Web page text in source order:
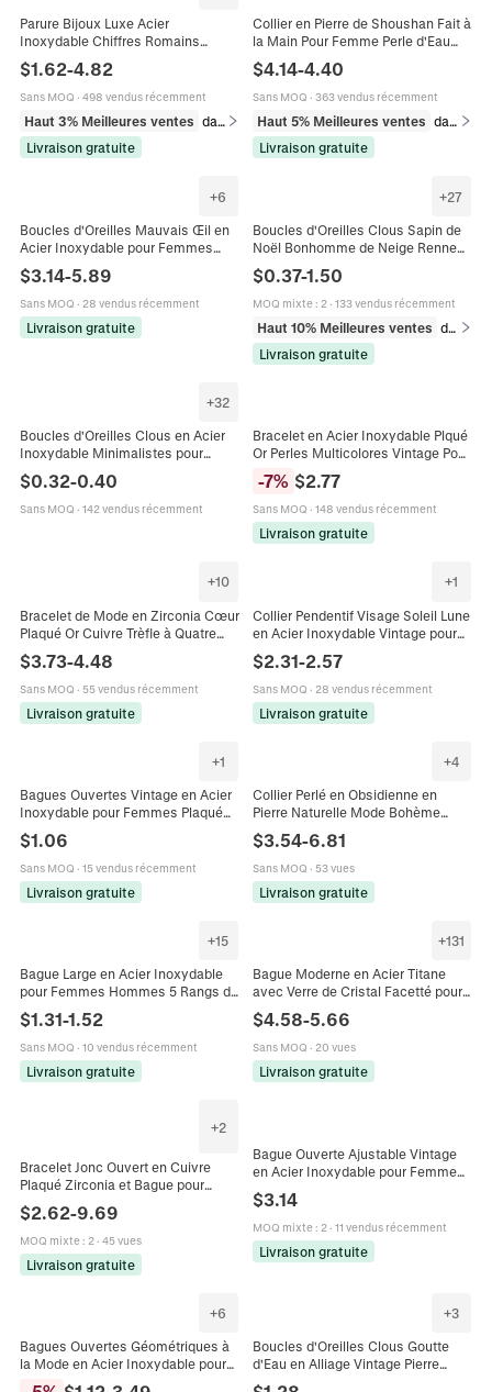
Parure Bijoux Luxe Acier
Inoxydable Chiffres Romains
Pendentif Rond Collier Bracelet
Boucles d'oreilles Strass Or
$1.62-4.82
Sans MOQ · 498 vendus récemment
Haut 3% Meilleures ventes
dans Ensembles de bijoux
Livraison gratuite
Collier en Pierre de Shoushan Fait à
la Main Pour Femme Perle d'Eau
Douce Chaîne en Acier Inoxydable
Collier de Perles Bohème Bijoux
Vintage Français
$4.14-4.40
Sans MOQ · 363 vendus récemment
Haut 5% Meilleures ventes
dans Colliers
Livraison gratuite
+6
Boucles d'Oreilles Mauvais Œil en
Acier Inoxydable pour Femmes
Vintage Plaqué Or Perle Artificielle
Strass Bijoux
$3.14-5.89
Sans MOQ · 28 vendus récemment
Livraison gratuite
+27
Boucles d'Oreilles Clous Sapin de
Noël Bonhomme de Neige Renne
Strass Perle Artificielle Émail Bijoux
de Fête Cadeau
$0.37-1.50
MOQ mixte: 2· 133 vendus récemment
Haut 10% Meilleures ventes
dans Boucles d'oreilles
Livraison gratuite
+32
Boucles d'Oreilles Clous en Acier
Inoxydable Minimalistes pour
Femmes Motif Cactus Étoile Note
de Musique Trombone Bijoux
$0.32-0.40
Sans MOQ · 142 vendus récemment
Bracelet en Acier Inoxydable Plqué
Or Perles Multicolores Vintage Pour
Femmes Chaîne Gourmette
Réglable Minimaliste Bijoux
Couleur Bonbon
-7% $2.77
Sans MOQ · 148 vendus récemment
Livraison gratuite
+10
Bracelet de Mode en Zirconia Cœur
Plaqué Or Cuivre Trèfle à Quatre
Femmes Bijoux Géométriques en
Zirconia Cadeau
$3.73-4.48
Sans MOQ · 55 vendus récemment
Livraison gratuite
+1
Collier Pendentif Visage Soleil Lune
en Acier Inoxydable Vintage pour
Plaqués Or Collier Soleil Esthétique
$2.31-2.57
Sans MOQ · 28 vendus récemment
Livraison gratuite
+1
Bagues Ouvertes Vintage en Acier
Inoxydable pour Femmes Plaqué
Or Texture de Soleil Pierre Naturelle
Turquoise Malachite Bague
Géométrique Réglable
$1.06
Sans MOQ · 15 vendus récemment
Livraison gratuite
+4
Collier Perlé en Obsidienne en
Pierre Naturelle Mode Bohème
Quartz Rose Améthyste Oeil de
Tigre Yoga Méditation Bijoux de
Guérison pour Femmes
$3.54-6.81
Sans MOQ · 53 vues
Livraison gratuite
+15
Bague Large en Acier Inoxydable
pour Femmes Hommes 5 Rangs de
Strass Incrustés Anneau de Doigt
Bijoux Minimalistes Cadeau
$1.31-1.52
Sans MOQ · 10 vendus récemment
Livraison gratuite
+131
Bague Moderne en Acier Titane
avec Verre de Cristal Facetté pour
Hommes Femmes Grosse Pierre
Transparente Bijoux Statement
Bague Géométrique
$4.58-5.66
Sans MOQ · 20 vues
Livraison gratuite
+2
Bracelet Jonc Ouvert en Cuivre
Plaqué Zirconia et Bague pour
Femmes Exquis Design Goutte
d'Eau Bijoux Ajustables Bague de
Doigt Cadeau Haut de Gamme
$2.62-9.69
MOQ mixte: 2· 45 vues
Livraison gratuite
Bague Ouverte Ajustable Vintage
en Acier Inoxydable pour Femme
avec Perles en Pierre Naturelle
Malachite Tourmaline Bijoux
$3.14
MOQ mixte: 2· 11 vendus récemment
Livraison gratuite
+6
Bagues Ouvertes Géométriques à
la Mode en Acier Inoxydable pour
Femmes Bagues Minimalistes
+3
Boucles d'Oreilles Clous Goutte
d'Eau en Alliage Vintage Pierre
Naturelle Cristal Boho Pour